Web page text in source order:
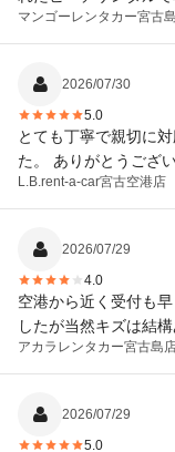
で）子供にも言い聞
迎えの車もすぐ来て
ございました。
マンゴーレンタカー宮古
2026/07/30
5.0
とても丁寧で親切に
た。 ありがとうござ
L.B.rent-a-car宮古空港店
2026/07/29
4.0
空港から近く受付も
したが当然キズは結
アカラレンタカー宮古島
2026/07/29
5.0